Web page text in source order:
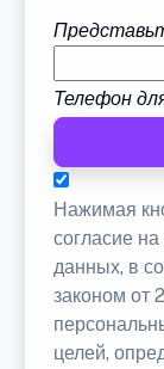
Телефон
Нажимая
согласие
данных, в
законом от
целей,